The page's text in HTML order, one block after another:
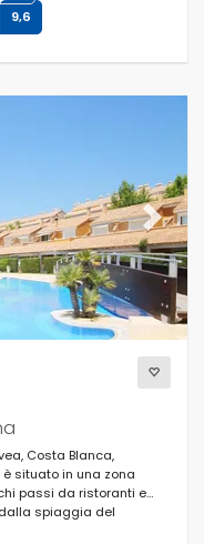
9,6
Next
Costa Blanca,
situato in una zona
passi da ristoranti e
spiaggia del